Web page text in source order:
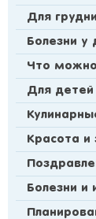
Для
Болезни у
Что
Для детей
Красота и
Болезни и